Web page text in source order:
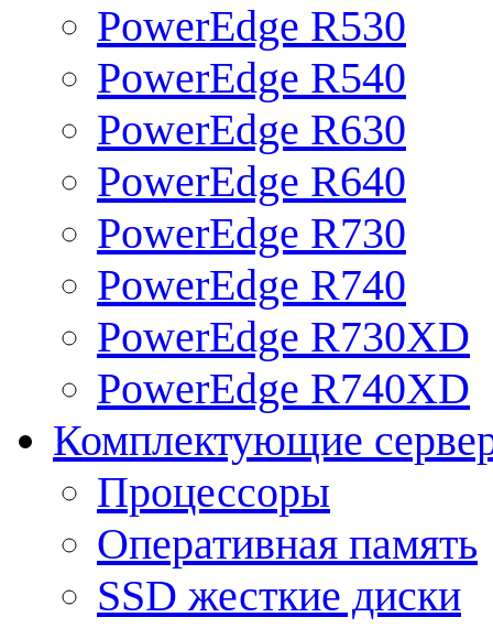
PowerEdge R530
PowerEdge R540
PowerEdge R630
PowerEdge R640
PowerEdge R730
PowerEdge R740
PowerEdge R730XD
PowerEdge R740XD
Комплектующие
Процессоры
Оперативная память
SSD жесткие диски